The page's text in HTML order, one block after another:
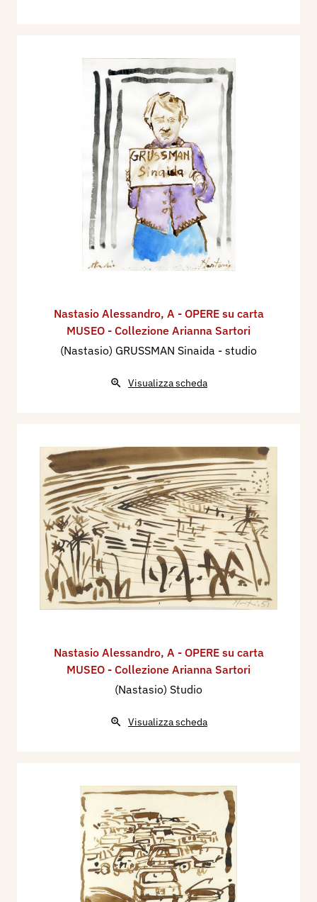
Nastasio Alessandro, A - OPERE su carta
MUSEO - Collezione Arianna Sartori
(Nastasio) GRUSSMAN Sinaida - studio
Visualizza scheda
Nastasio Alessandro, A - OPERE su carta
MUSEO - Collezione Arianna Sartori
(Nastasio) Studio
Visualizza scheda